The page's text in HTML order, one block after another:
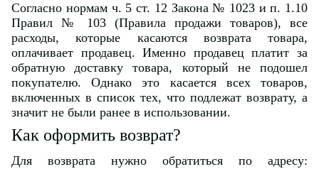
Согласно нормам ч. 5 ст. 12 Закона № 1023 и п. 1.10
Правил № 103 (Правила продажи товаров), все
расходы, которые касаются возврата товара,
оплачивает продавец. Именно продавец платит за
обратную доставку товара, который не подошел
покупателю. Однако это касается всех товаров,
включенных в список тех, что подлежат возврату, а
значит не были ранее в использовании.
Как оформить возврат?
Для возврата нужно обратиться по адресу: